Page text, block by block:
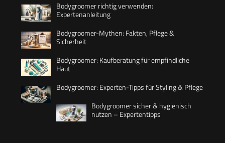
Bodygroomer richtig verwenden:
Expertenanleitung
Bodygroomer-Mythen: Fakten, Pflege &
Sicherheit
Bodygroomer: Kaufberatung für empfindliche
Haut
Bodygroomer: Experten-Tipps für Styling & Pflege
Bodygroomer sicher & hygienisch
nutzen – Expertentipps